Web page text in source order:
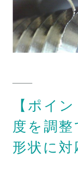
【ポイ
度を調
形状に対